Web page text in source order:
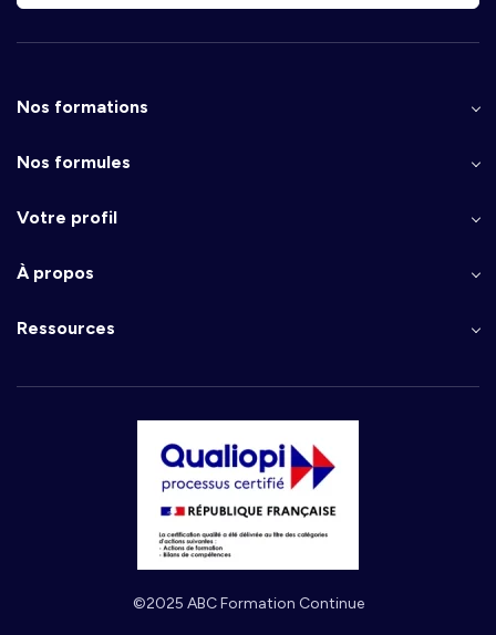
Nos formations
Nos formules
Votre profil
À propos
Ressources
©2025 ABC Formation Continue